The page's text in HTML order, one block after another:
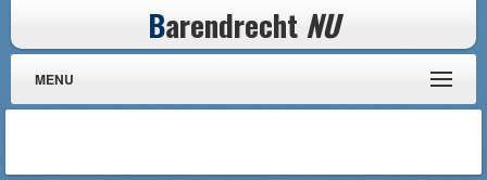
Barendrecht NU
MENU